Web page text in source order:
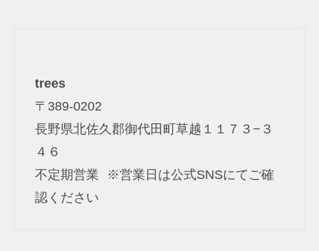
trees
〒389-0202
長野県北佐久郡御代田町草越１１７３−３
４６
不定期営業 ※営業日は公式SNSにてご確
認ください